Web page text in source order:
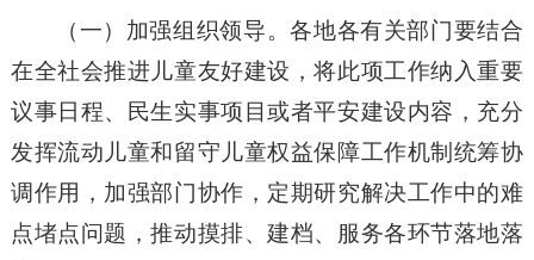
（一）加强组织领导。各地各有关部门要结合
在全社会推进儿童友好建设，将此项工作纳入重要
议事日程、民生实事项目或者平安建设内容，充分
发挥流动儿童和留守儿童权益保障工作机制统筹协
调作用，加强部门协作，定期研究解决工作中的难
点堵点问题，推动摸排、建档、服务各环节落地落